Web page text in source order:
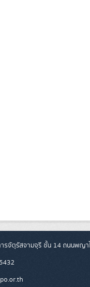
รจัตุรัสจามจุรี ชั้น 14 ถนนพญา